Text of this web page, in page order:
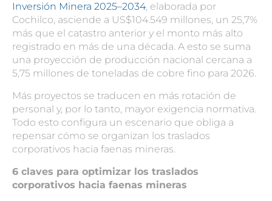
Inversión Minera 2025–2034, elaborada por
Cochilco, asciende a US$104.549 millones, un 25,7%
más que el catastro anterior y el monto más alto
registrado en más de una década. A esto se suma
una proyección de producción nacional cercana a
5,75 millones de toneladas de cobre fino para 2026.
Más proyectos se traducen en más rotación de
personal y, por lo tanto, mayor exigencia normativa.
Todo esto configura un escenario que obliga a
repensar cómo se organizan los traslados
corporativos hacia faenas mineras.
6 claves para optimizar los traslados
corporativos hacia faenas mineras